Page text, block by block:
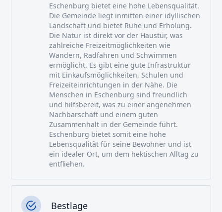
Eschenburg bietet eine hohe Lebensqualität.
Die Gemeinde liegt inmitten einer idyllischen
Landschaft und bietet Ruhe und Erholung.
Die Natur ist direkt vor der Haustür, was
zahlreiche Freizeitmöglichkeiten wie
Wandern, Radfahren und Schwimmen
ermöglicht. Es gibt eine gute Infrastruktur
mit Einkaufsmöglichkeiten, Schulen und
Freizeiteinrichtungen in der Nähe. Die
Menschen in Eschenburg sind freundlich
und hilfsbereit, was zu einer angenehmen
Nachbarschaft und einem guten
Zusammenhalt in der Gemeinde führt.
Eschenburg bietet somit eine hohe
Lebensqualität für seine Bewohner und ist
ein idealer Ort, um dem hektischen Alltag zu
entfliehen.
Bestlage